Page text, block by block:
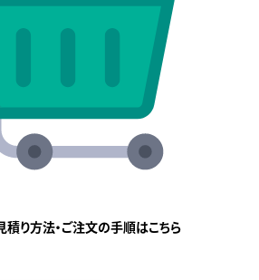
り方法・ご注文の手順はこちら